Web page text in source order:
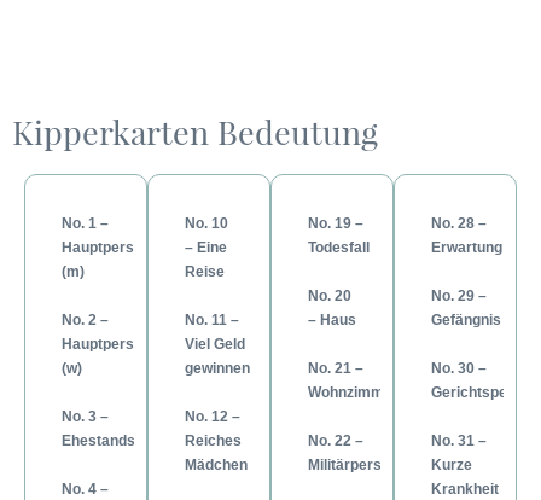
Kipperkarten Bedeutung
No. 1 –
Hauptperson
(m)
No. 2 –
Hauptperson
(w)
No. 3 –
Ehestandskarte
No. 4 –
No. 10
– Eine
Reise
No. 11 –
Viel Geld
gewinnen
No. 12 –
Reiches
Mädchen
No. 19 –
Todesfall
No. 20
– Haus
No. 21 –
Wohnzimmer
No. 22 –
Militärperson
No. 28 –
Erwartung
No. 29 –
Gefängnis
No. 30 –
Gerichtsperson
No. 31 –
Kurze
Krankheit